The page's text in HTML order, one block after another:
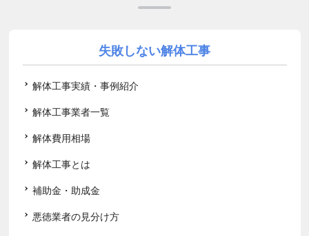
失敗しない解体工事
解体工事実績・事例紹介
解体工事業者一覧
解体費用相場
解体工事とは
補助金・助成金
悪徳業者の見分け方